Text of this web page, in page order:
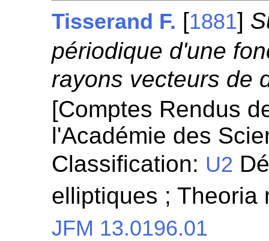
Tisserand F. [1881]
périodique d'une
rayons vecteurs de
[Comptes Rendus
l'Académie des
Classification: U2
elliptiques ;
JFM 13.0196.01